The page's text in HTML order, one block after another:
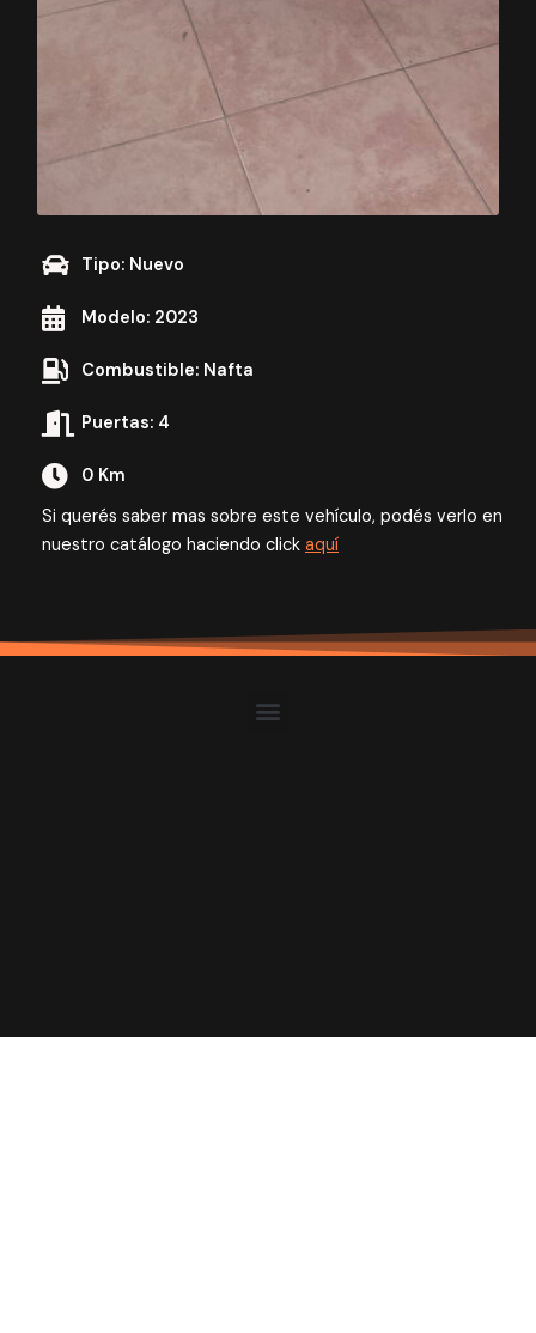
Tipo: Nuevo
Modelo: 2023
Combustible: Nafta
Puertas: 4
0 Km
Si querés saber mas sobre este vehículo, podés verlo en
nuestro catálogo haciendo click aquí
Menu